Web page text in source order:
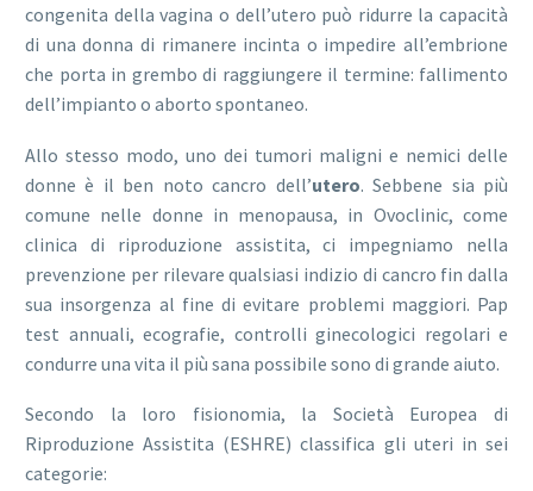
congenita della vagina o dell’utero può ridurre la capacità
di una donna di rimanere incinta o impedire all’embrione
che porta in grembo di raggiungere il termine: fallimento
dell’impianto o aborto spontaneo.
Allo stesso modo, uno dei tumori maligni e nemici delle
donne è il ben noto cancro dell’utero. Sebbene sia più
comune nelle donne in menopausa, in Ovoclinic, come
clinica di riproduzione assistita, ci impegniamo nella
prevenzione per rilevare qualsiasi indizio di cancro fin dalla
sua insorgenza al fine di evitare problemi maggiori. Pap
test annuali, ecografie, controlli ginecologici regolari e
condurre una vita il più sana possibile sono di grande aiuto.
Secondo la loro fisionomia, la Società Europea di
Riproduzione Assistita (ESHRE) classifica gli uteri in sei
categorie: